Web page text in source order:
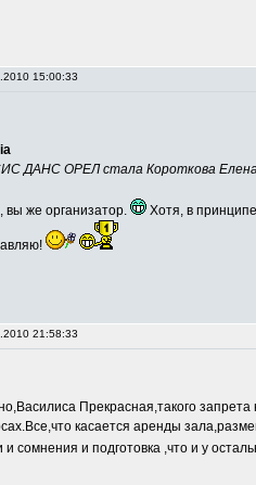
15:00:33
ДАНС ОРЕЛ стала Короткова
вы же организатор. Хотя, в
21:58:33
Прекрасная,такого
касается аренды
и сомнения и подготовка ,что и у